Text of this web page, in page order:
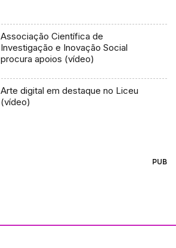
Associação Científica de
Investigação e Inovação Social
procura apoios (vídeo)
Arte digital em destaque no Liceu
(vídeo)
PUB